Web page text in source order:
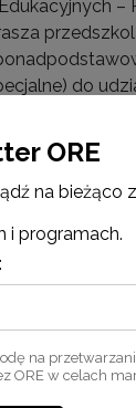
do
i
ORE
na bieżąco
i programach.
na
ORE w celach